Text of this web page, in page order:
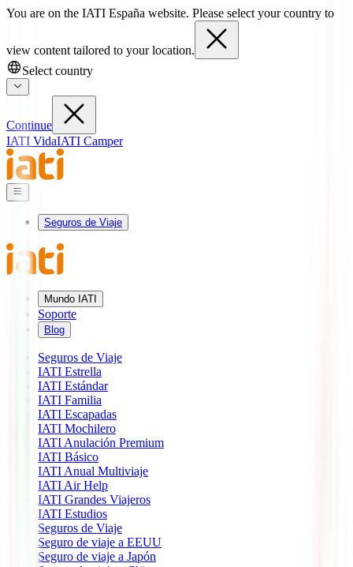
You are on the IATI España website. Please select your country to
view content tailored to your location.
Select country
Continue
IATI VidaIATI Camper
Seguros de Viaje
Mundo IATI
Soporte
Blog
Seguros de Viaje
IATI Estrella
IATI Estándar
IATI Familia
IATI Escapadas
IATI Mochilero
IATI Anulación Premium
IATI Básico
IATI Anual Multiviaje
IATI Air Help
IATI Grandes Viajeros
IATI Estudios
Seguros de Viaje
Seguro de viaje a EEUU
Seguro de viaje a Japón